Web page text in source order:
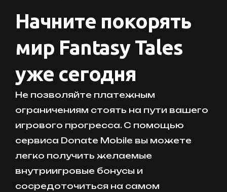
Начните покорять
мир Fantasy Tales
уже сегодня
Не позволяйте платежным
ограничениям стоять на пути вашего
игрового прогресса. С помощью
сервиса Donate Mobile вы можете
легко получить желаемые
внутриигровые бонусы и
сосредоточиться на самом